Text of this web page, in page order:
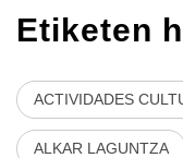
Etiketen
ACTIVIDADES
ALKAR LAGUNTZA